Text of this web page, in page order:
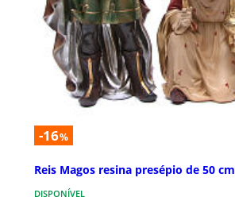
-16%
Reis Magos resina presépio de 50 cm
DISPONÍVEL